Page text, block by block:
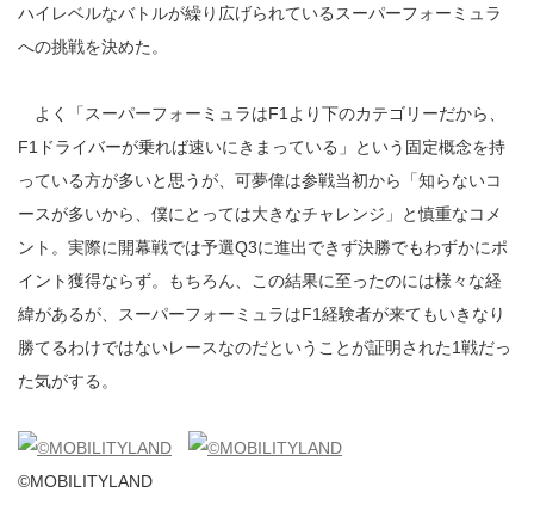
ハイレベルなバトルが繰り広げられているスーパーフォーミュラ
への挑戦を決めた。
よく「スーパーフォーミュラはF1より下のカテゴリーだから、
F1ドライバーが乗れば速いにきまっている」という固定概念を持
っている方が多いと思うが、可夢偉は参戦当初から「知らないコ
ースが多いから、僕にとっては大きなチャレンジ」と慎重なコメ
ント。実際に開幕戦では予選Q3に進出できず決勝でもわずかにポ
イント獲得ならず。もちろん、この結果に至ったのには様々な経
緯があるが、スーパーフォーミュラはF1経験者が来てもいきなり
勝てるわけではないレースなのだということが証明された1戦だっ
た気がする。
©MOBILITYLAND